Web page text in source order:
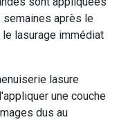
lasure
une couche
dus au